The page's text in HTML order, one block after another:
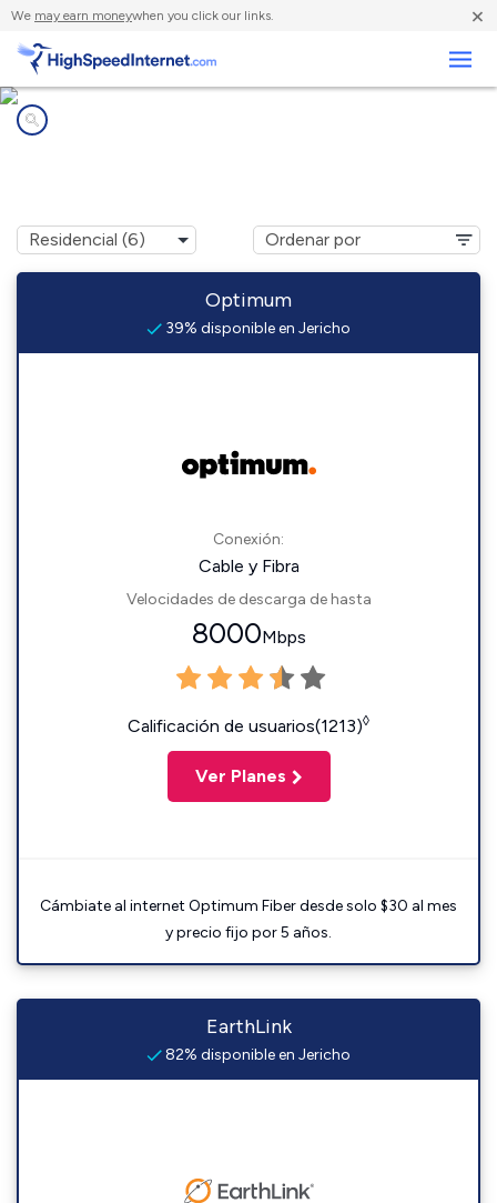
We may earn moneywhen you click our links. ×
Optimum
39% disponible en Jericho
Conexión:
Cable y Fibra
Velocidades de descarga de hasta
8000Mbps
Calificación de usuarios(1213)◊
Ver Planes
Cámbiate al internet Optimum Fiber desde solo $30 al mes
y precio fijo por 5 años.
EarthLink
82% disponible en Jericho